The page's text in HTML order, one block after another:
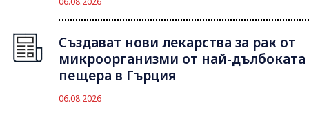
Създават нови лекарства за рак от
микроорганизми от най-дълбоката
пещера в Гърция
06.08.2026